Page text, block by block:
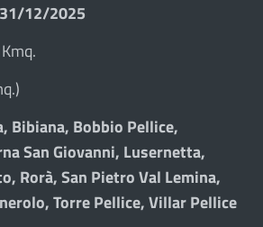
12/2025
Kmq.
Bibiana, Bobbio Pellice,
San Giovanni, Lusernetta,
Rorà, San Pietro Val Lemina,
Torre Pellice, Villar Pellice